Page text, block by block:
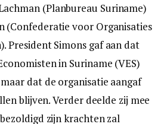
(Planbureau Suriname)
(Confederatie voor Organisaties
President Simons gaf aan dat
in Suriname (VES)
dat de organisatie aangaf
blijven. Verder deelde zij mee
zijn krachten zal